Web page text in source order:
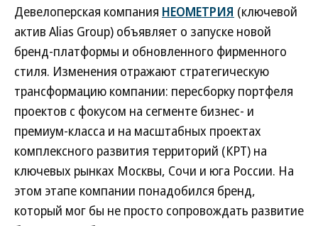
Девелоперская компания НЕОМЕТРИЯ (ключевой
актив Alias Group) объявляет о запуске новой
бренд-платформы и обновленного фирменного
стиля. Изменения отражают стратегическую
трансформацию компании: пересборку портфеля
проектов с фокусом на сегменте бизнес- и
премиум-класса и на масштабных проектах
комплексного развития территорий (КРТ) на
ключевых рынках Москвы, Сочи и юга России. На
этом этапе компании понадобился бренд,
который мог бы не просто сопровождать развитие